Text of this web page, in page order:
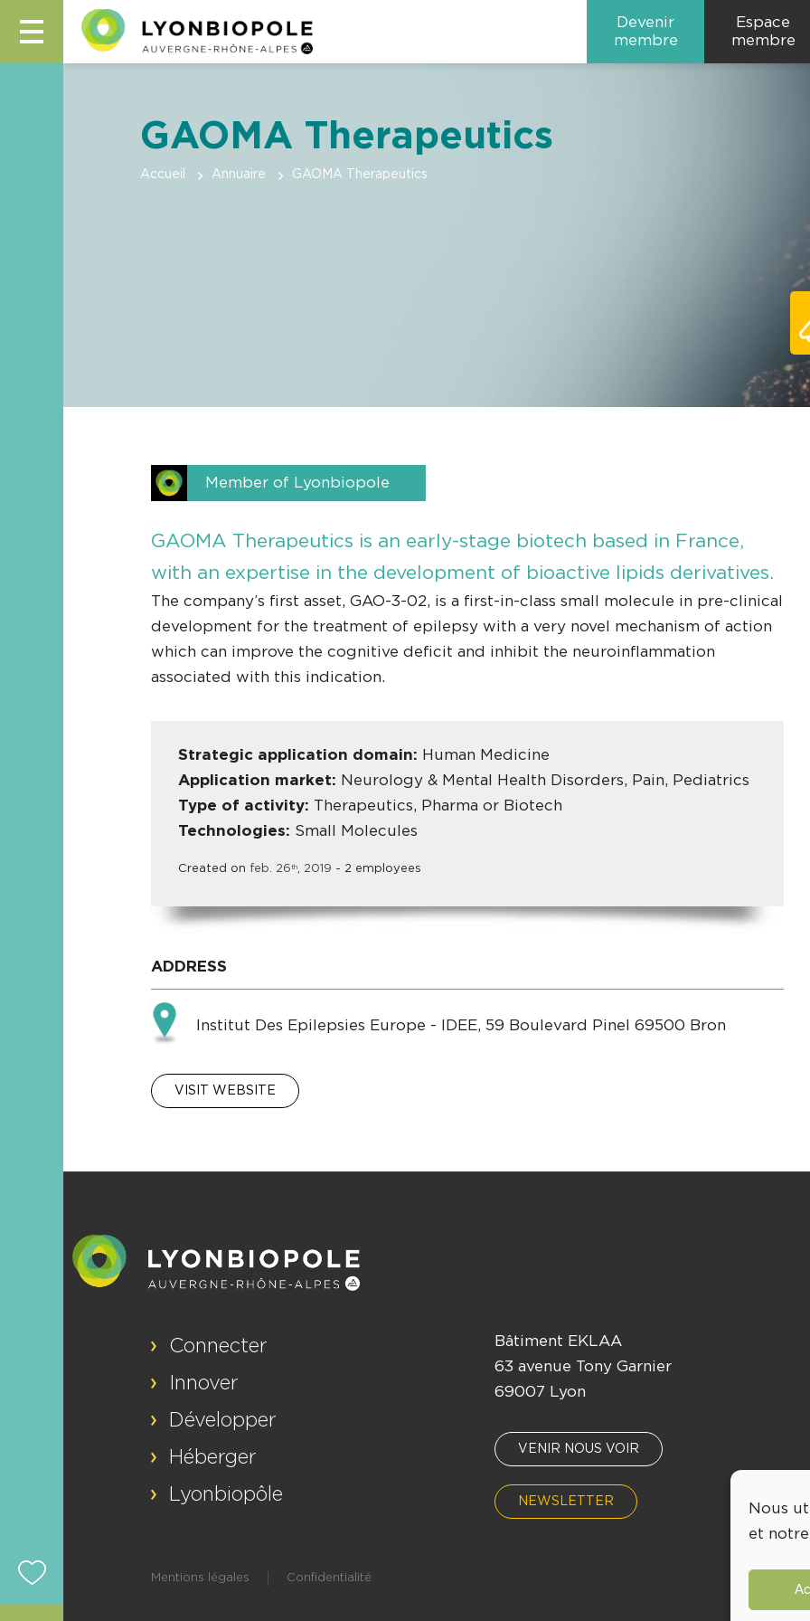
Nous
et
Devenir
membre
Espace
membre
GAOMA Therapeutics
Accueil Annuaire GAOMA Therapeutics
Member of Lyonbiopole
GAOMA Therapeutics is an early-stage biotech based in France,
with an expertise in the development of bioactive lipids derivatives.
The company’s first asset, GAO-3-02, is a first-in-class small molecule in pre-clinical
development for the treatment of epilepsy with a very novel mechanism of action
which can improve the cognitive deficit and inhibit the neuroinflammation
associated with this indication.
Strategic application domain: Human Medicine
Application market: Neurology & Mental Health Disorders, Pain, Pediatrics
Type of activity: Therapeutics, Pharma or Biotech
Technologies: Small Molecules
Created on feb. 26th, 2019 - 2 employees
ADDRESS
Institut Des Epilepsies Europe - IDEE, 59 Boulevard Pinel 69500 Bron
VISIT WEBSITE
Connecter
Innover
Développer
Héberger
Lyonbiopôle
Bâtiment EKLAA
63 avenue Tony Garnier
69007 Lyon
VENIR NOUS VOIR
NEWSLETTER
Mentions légales Confidentialité